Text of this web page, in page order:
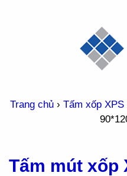
Trang chủ › Tấm xốp XPS
Tấm mút xốp